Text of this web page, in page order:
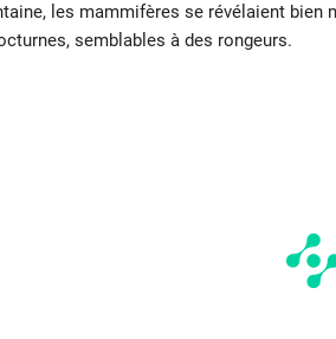
les mammifères se révélaient bien
semblables à des rongeurs.